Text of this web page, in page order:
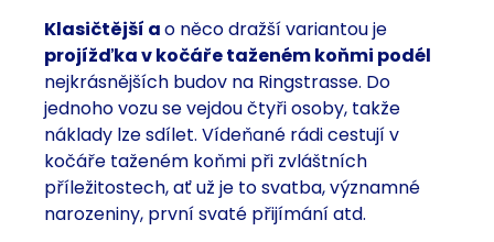
Klasičtější ao něco dražší variantou je
projížďka v kočáře taženém koňmi podél
nejkrásnějších budov na Ringstrasse. Do
jednoho vozu se vejdou čtyři osoby, takže
náklady lze sdílet. Vídeňané rádi cestují v
kočáře taženém koňmi při zvláštních
příležitostech, ať už je to svatba, významné
narozeniny, první svaté přijímání atd.